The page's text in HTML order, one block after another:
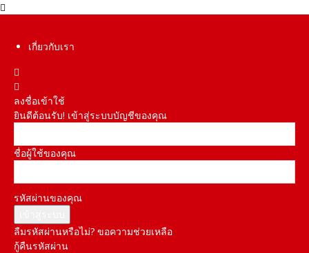
เกี่ยวกับเรา
ลงชื่อเข้าใช้
ยินดีต้อนรับ! เข้าสู่ระบบบัญชีของคุณ
ชื่อผู้ใช้ของคุณ
รหัสผ่านของคุณ
ลืมรหัสผ่านหรือไม่? ขอความช่วยเหลือ
กู้คืนรหัสผ่าน